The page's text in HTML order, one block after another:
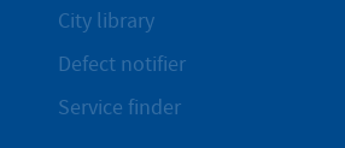
City library
Defect notifier
Service finder